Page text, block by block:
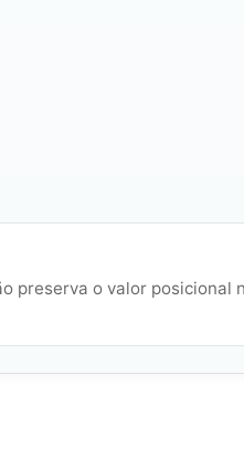
preserva o valor posicional